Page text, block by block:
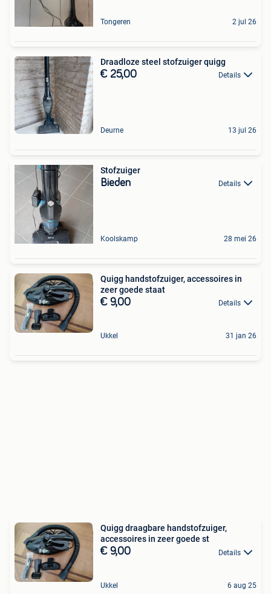
Tongeren 2 jul 26
Draadloze steel stofzuiger quigg
€ 25,00 Details
Deurne 13 jul 26
Stofzuiger
Bieden Details
Koolskamp 28 mei 26
Quigg handstofzuiger, accessoires in
zeer goede staat
€ 9,00 Details
Ukkel 31 jan 26
Quigg draagbare handstofzuiger,
accessoires in zeer goede st
€ 9,00 Details
Ukkel 6 aug 25